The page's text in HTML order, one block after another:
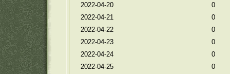
2022-04-20
0
2022-04-21
0
2022-04-22
0
2022-04-23
0
2022-04-24
0
2022-04-25
0